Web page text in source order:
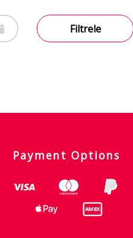
Filtrele
Payment Options